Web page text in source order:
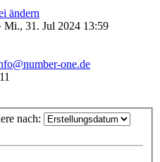
ändern
Mi., 31. Jul 2024 13:59
one.de
nach: